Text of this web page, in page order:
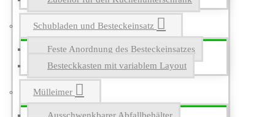
Schubladen und Besteckeinsatz
Feste Anordnung des Besteckeinsatzes
Besteckkasten mit variablem Layout
Mülleimer